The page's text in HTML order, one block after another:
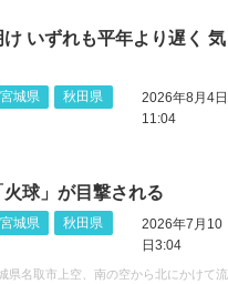
いずれも平年より遅く 気
宮城県
秋田県
2026年8月4日
11:04
球」が目撃される
宮城県
秋田県
2026年7月10
日3:04
県名取市上空、南の空から北にかけて流